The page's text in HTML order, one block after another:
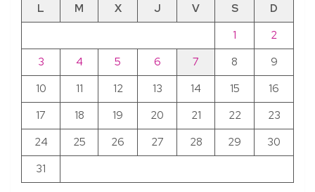
L
M X J V S
D
1
2
3
4 5 6 7 8
9
10
11 12 13 14 15
16
17
18 19 20 21 22
23
24
25 26 27 28 29
30
31